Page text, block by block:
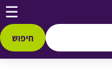
☰
חיפוש